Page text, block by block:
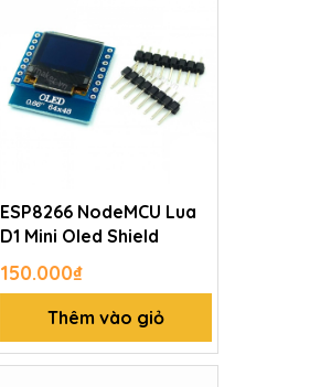
ESP8266 NodeMCU Lua
D1 Mini Oled Shield
150.000₫
Thêm vào giỏ